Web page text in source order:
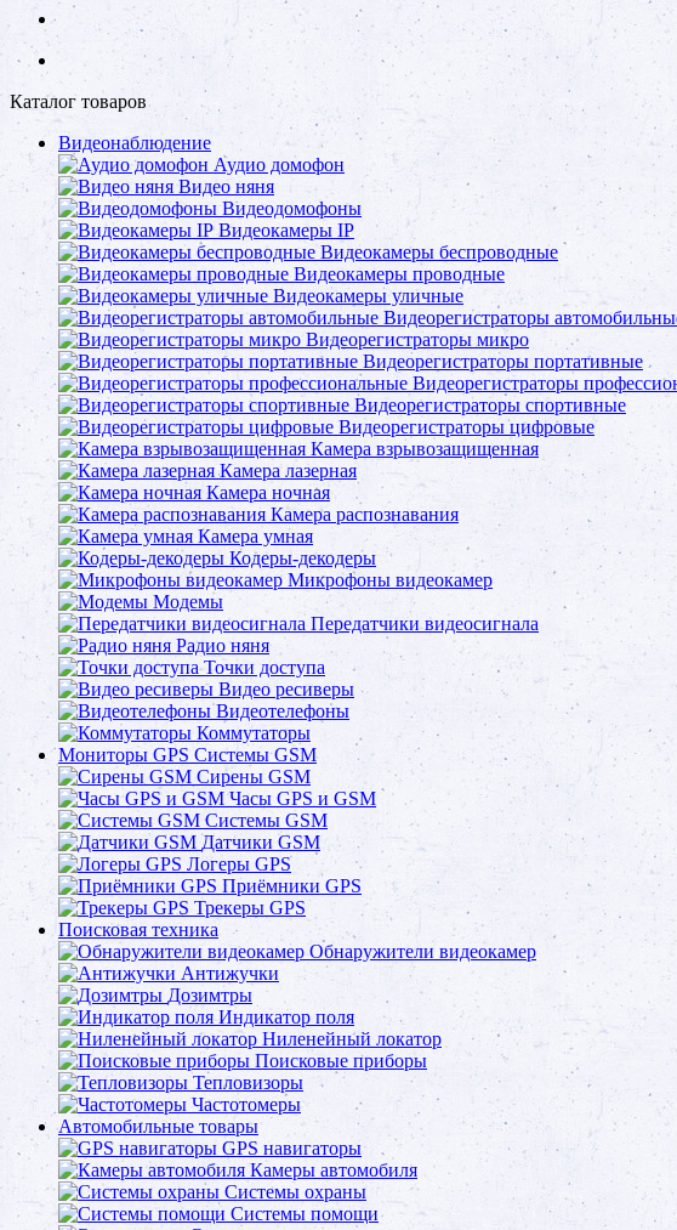
Каталог товаров
Видеонаблюдение
Аудио домофон
Видео няня
Видеодомофоны
Видеокамеры IP
Видеокамеры беспроводные
Видеокамеры проводные
Видеокамеры уличные
Видеорегистраторы
Видеорегистраторы микро
Видеорегистраторы портативные
Видеорегистраторы
Видеорегистраторы спортивные
Видеорегистраторы цифровые
Камера взрывозащищенная
Камера лазерная
Камера ночная
Камера распознавания
Камера умная
Кодеры-декодеры
Микрофоны видеокамер
Модемы
Передатчики видеосигнала
Радио няня
Точки доступа
Видео ресиверы
Видеотелефоны
Коммутаторы
Мониторы GPS Системы GSM
Сирены GSM
Часы GPS и GSM
Системы GSM
Датчики GSM
Логеры GPS
Приёмники GPS
Трекеры GPS
Поисковая техника
Обнаружители видеокамер
Антижучки
Дозимтры
Индикатор поля
Ниленейный локатор
Поисковые приборы
Тепловизоры
Частотомеры
Автомобильные товары
GPS навигаторы
Камеры автомобиля
Системы охраны
Системы помощи